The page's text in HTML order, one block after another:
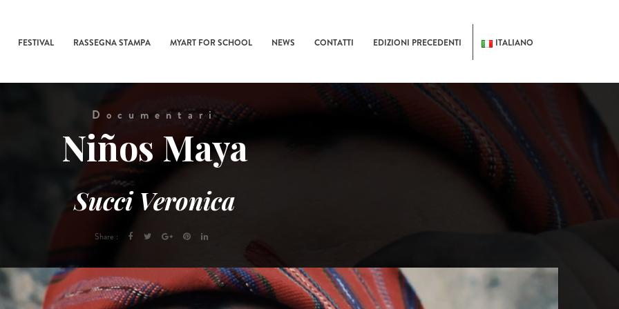
FESTIVAL RASSEGNA STAMPA MYART FOR SCHOOL NEWS CONTATTI EDIZIONI PRECEDENTI ITALIANO
Documentari
Niños Maya
Succi Veronica
Share :